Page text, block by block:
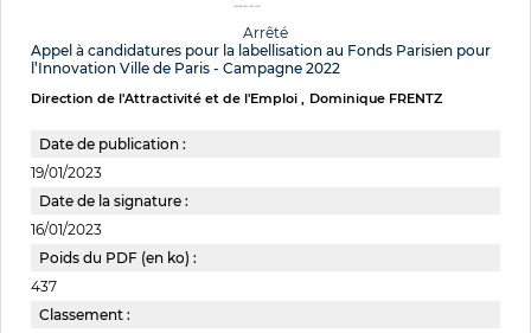
Arrêté
Appel à candidatures pour la labellisation au Fonds Parisien pour
l’Innovation Ville de Paris - Campagne 2022
Direction de l'Attractivité et de l'Emploi Dominique FRENTZ
Date de publication :
19/01/2023
Date de la signature :
16/01/2023
Poids du PDF (en ko) :
437
Classement :